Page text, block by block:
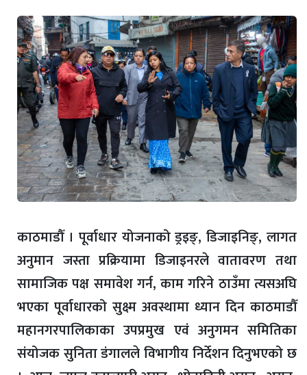
काठमाडौँ । पूर्वाधार योजनाको ड्रइङ्, डिजाइनिङ्, लागत
अनुमान जस्ता प्रक्रियामा डिजाइनरले वातावरण तथा
सामाजिक पक्ष समावेश गर्न, काम गरिने ठाउँमा त्यसअघि
भएका पूर्वाधारको सुक्ष्म अवस्थामा ध्यान दिन काठमाडौँ
महानगरपालिकाका उपप्रमुख एवं अनुगमन समितिका
संयोजक सुनिता डंगालले विभागीय निर्देशन दिनुभएको छ